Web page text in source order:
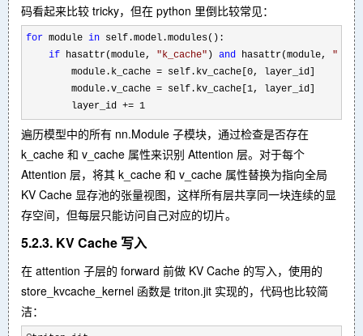
码看起来比较 tricky，但在 python 里倒比较常见：
for module in self.model.modules():
if hasattr(module, "k_cache" ) and hasattr(module, "
        module.k_cache
= self.kv_cache[0, layer_id]
        module.v_cache
= self.kv_cache[1, layer_id]
        layer_id
+= 1
遍历模型中的所有 nn.Module 子模块，通过检查是否存在
k_cache 和 v_cache 属性来识别 Attention 层。对于每个
Attention 层，将其 k_cache 和 v_cache 属性替换为指向全局
KV Cache 显存池的张量视图，这样所有层共享同一块连续的显
存空间，但每层只能访问自己对应的切片。
5.2.3. KV Cache 写入
在 attention 子层的 forward 前做 KV Cache 的写入，使用的
store_kvcache_kernel 函数是 triton.jit 实现的，代码也比较简
洁：